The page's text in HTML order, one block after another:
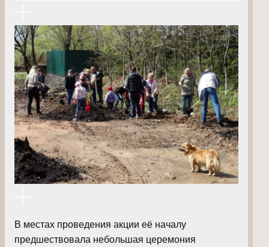
В местах проведения акции её началу
предшествовала небольшая церемония